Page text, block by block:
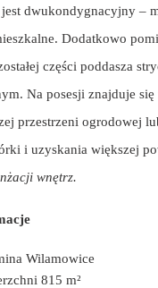
jest dwukondygnacyjny –
Dodatkowo
części poddasza
Na posesji znajduje
przestrzeni ogrodowej
i uzyskania większej
wnętrz.
Wilamowice
815 m²